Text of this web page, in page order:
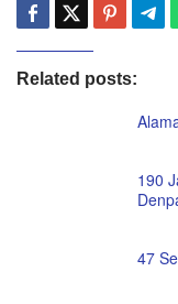
Related posts:
190
47